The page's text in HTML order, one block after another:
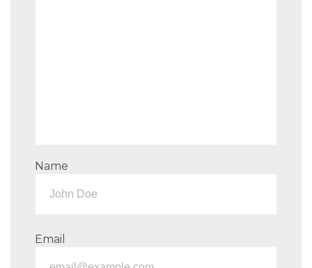
Name
Email